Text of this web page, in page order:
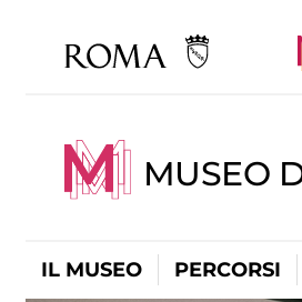
MUSEO
IL MUSEO PERCORSI